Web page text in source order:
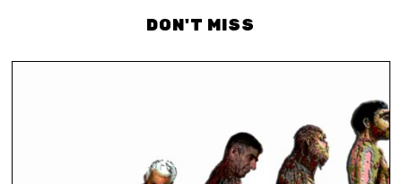
DON'T MISS